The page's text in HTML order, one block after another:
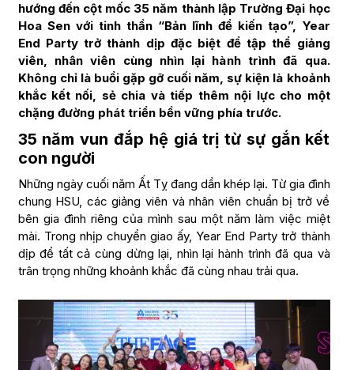
hướng đến cột mốc 35 năm thành lập Trường Đại học
Hoa Sen với tinh thần “Bản lĩnh để kiến tạo”, Year
End Party trở thành dịp đặc biệt để tập thể giảng
viên, nhân viên cùng nhìn lại hành trình đã qua.
Không chỉ là buổi gặp gỡ cuối năm, sự kiện là khoảnh
khắc kết nối, sẻ chia và tiếp thêm nội lực cho một
chặng đường phát triển bền vững phía trước.
35 năm vun đắp hệ giá trị từ sự gắn kết
con người
Những ngày cuối năm Ất Tỵ đang dần khép lại. Từ gia đình
chung HSU, các giảng viên và nhân viên chuẩn bị trở về
bên gia đình riêng của mình sau một năm làm việc miệt
mài. Trong nhịp chuyển giao ấy, Year End Party trở thành
dịp để tất cả cùng dừng lại, nhìn lại hành trình đã qua và
trân trọng những khoảnh khắc đã cùng nhau trải qua.